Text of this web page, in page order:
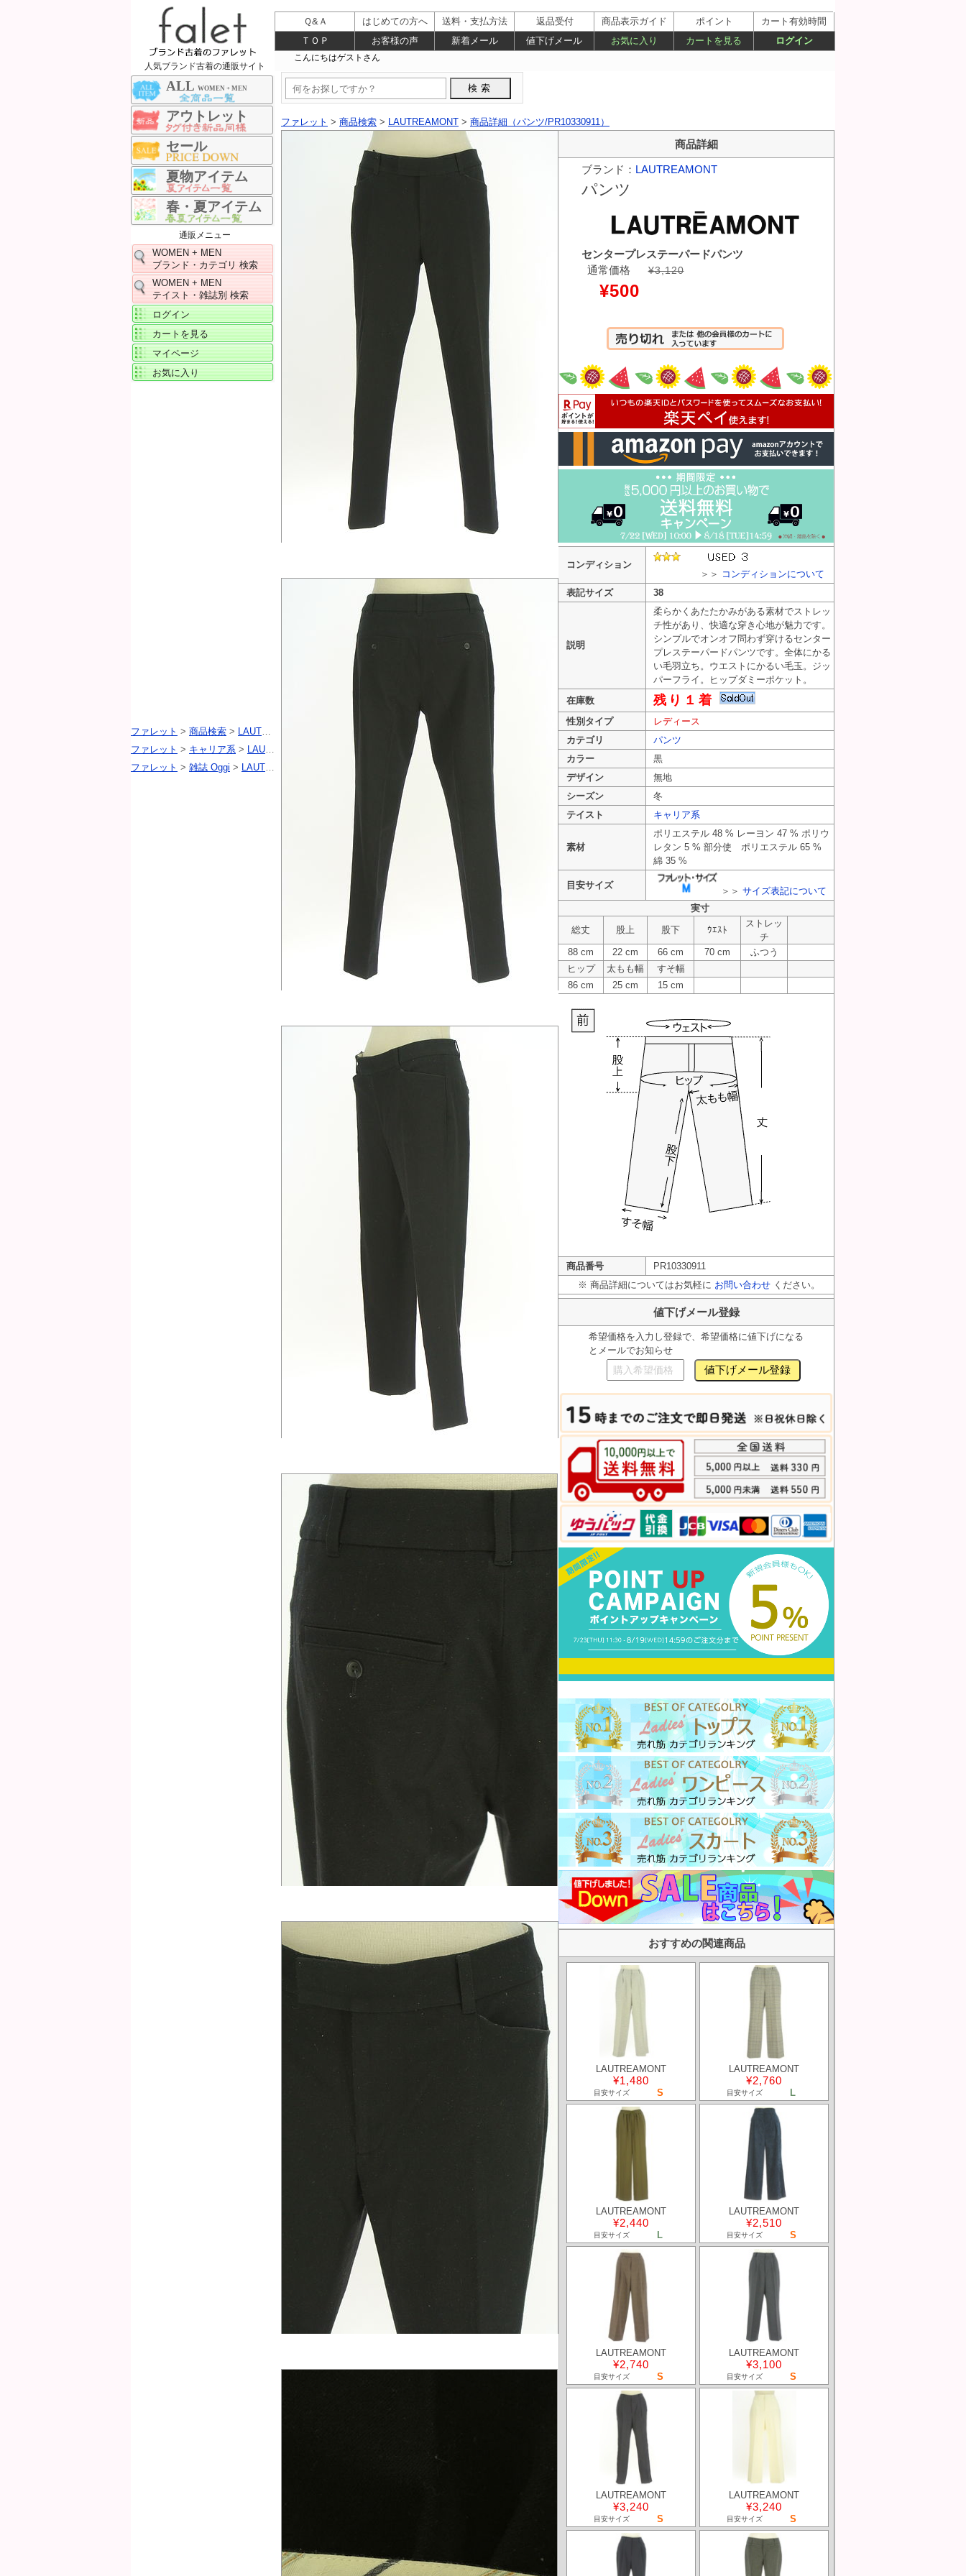
人気ブランド古着の通販サイト
ALL WOMEN + MEN
アウトレット
セール
夏物アイテム
春・夏アイテム
通販メニュー
WOMEN + MEN
ブランド・カテゴリ 検索
WOMEN + MEN
テイスト・雑誌別 検索
ログイン
カートを見る
マイページ
お気に入り
ファレット > 商品検索 > LAUTREAMONT > 商品詳細（パンツ/PR10330911）
商品詳細
ブランド： LAUTREAMONT
パンツ
センタープレステーパードパンツ
通常価格
¥3,120
¥500
カートへ入れる
コンディション
＞＞ コンディションについて
表記サイズ
38
説明
柔らかくあたたかみがある素材でストレッ
チ性があり、快適な穿き心地が魅力です。
シンプルでオンオフ問わず穿けるセンター
プレステーパードパンツです。全体にかる
い毛羽立ち。ウエストにかるい毛玉。ジッ
パーフライ。ヒップダミーポケット。
在庫数
残り１着
性別タイプ
レディース
カテゴリ
パンツ
カラー
黒
デザイン
無地
シーズン
冬
テイスト
キャリア系
素材
ポリエステル 48 % レーヨン 47 % ポリウ
レタン 5 % 部分使 ポリエステル 65 %
綿 35 %
目安サイズ
＞＞ サイズ表記について
実寸
総丈
股上 股下 ｳｴｽﾄ
ストレッ
チ
88 cm
22 cm 66 cm 70 cm
ふつう
ヒップ
太もも幅
すそ幅
86 cm
25 cm 15 cm
商品番号
PR10330911
※ 商品詳細についてはお気軽に お問い合わせ ください。
値下げメール登録
希望価格を入力し登録で、希望価格に値下げになる
とメールでお知らせ
おすすめの関連商品
LAUTREAMONT
¥1,480
目安サイズ S
LAUTREAMONT
¥2,760
目安サイズ L
LAUTREAMONT
¥2,440
目安サイズ L
LAUTREAMONT
¥2,510
目安サイズ S
LAUTREAMONT
¥2,740
目安サイズ S
LAUTREAMONT
¥3,100
目安サイズ S
LAUTREAMONT
¥3,240
目安サイズ S
LAUTREAMONT
¥3,240
目安サイズ S
ファレット > 商品検索 > LAUTREAMONT（ロートレアモン）
LAUTREAMONT（ロートレアモン） PR10330911
ファレット > キャリア系 > LAUTREAMONT（ロートレアモン） >LAUTREAMONT（ロートレアモン） PR10330911
ファレット > 雑誌 Oggi > LAUTREAMONT（ロートレアモン） LAUTREAMONT（ロートレアモン） PR10330911
Ｑ&Ａ はじめての方へ 送料・支払方法 返品受付 商品表示ガイド ポイント
カート有効時間
ＴＯＰ
お客様の声 新着メール 値下げメール お気に入り カートを見る ログイン